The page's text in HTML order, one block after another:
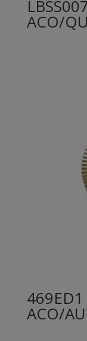
ACO/
469ED1
ACO/